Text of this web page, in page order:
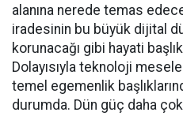
alanına nerede temas
iradesinin bu büyük dijital
korunacağı gibi hayati
Dolayısıyla teknoloji
temel egemenlik
durumda. Dün güç daha